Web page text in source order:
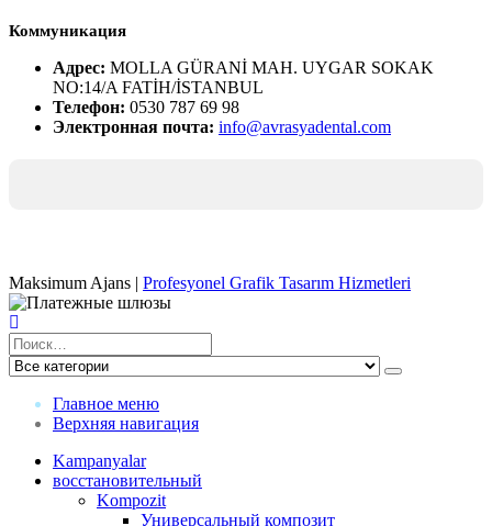
Коммуникация
Адрес: MOLLA GÜRANİ MAH. UYGAR SOKAK
NO:14/A FATİH/İSTANBUL
Телефон: 0530 787 69 98
Электронная почта: info@avrasyadental.com
Maksimum Ajans | Profesyonel Grafik Tasarım Hizmetleri
Главное меню
Верхняя навигация
Kampanyalar
восстановительный
Kompozit
Универсальный композит